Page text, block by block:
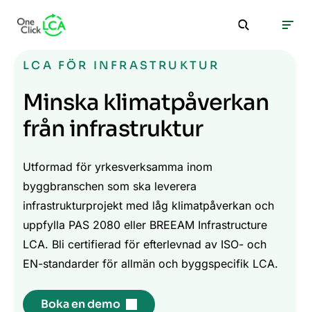
LCA FÖR INFRASTRUKTUR
Minska klimatpåverkan
från infrastruktur
Utformad för yrkesverksamma inom
byggbranschen som ska leverera
infrastrukturprojekt med låg klimatpåverkan och
uppfylla PAS 2080 eller BREEAM Infrastructure
LCA. Bli certifierad för efterlevnad av ISO- och
EN-standarder för allmän och byggspecifik LCA.
Boka en demo